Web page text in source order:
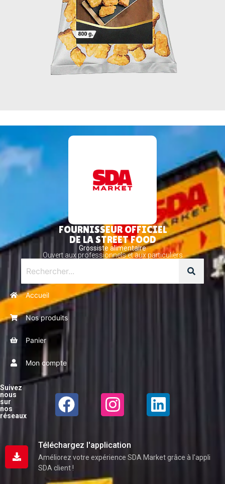
FOURNISSEUR OFFICIEL
DE LA STREET FOOD
Grossiste alimentaire
Ouvert aux professionnels et aux particuliers
Accueil
Nos produits
Panier
Mon compte
Téléchargez l'application
Améliorez votre expérience SDA Market grâce à l'appli
SDA client !
Suivez
nous
sur
nos
réseaux